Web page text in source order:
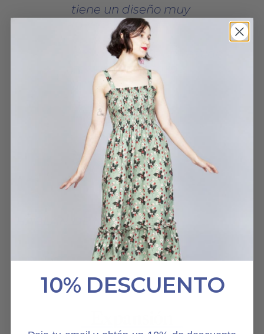
tiene un diseño muy
favorecedor y el
estampado es
maravilloso. Es un vestido
con el que no fallas
nunca.
VESTIDO HERBARIO
S.MELISATEVES
2 JUNIO, 2025
HABLAN DE NOSOTROS
10% DESCUENTO